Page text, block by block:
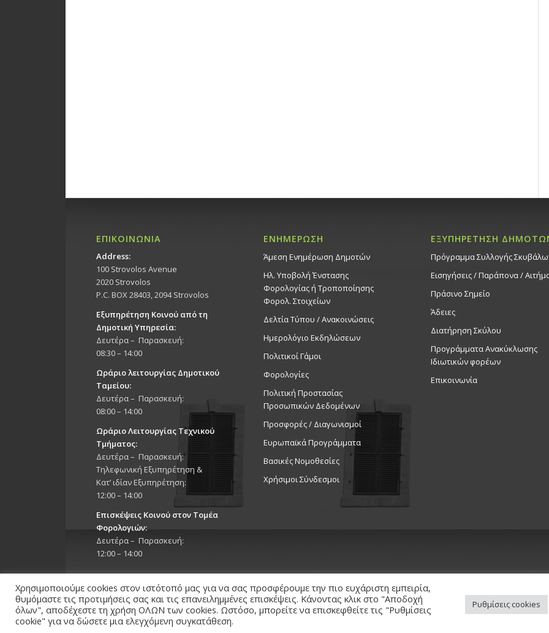
ΕΠΙΚΟΙΝΩΝΙΑ
Address:
100 Strovolos Avenue
2020 Strovolos
P.C. BOX 28403, 2094 Strovolos
Εξυπηρέτηση Κοινού από τη
Δημοτική Υπηρεσία:
Δευτέρα – Παρασκευή:
08:30 – 14:00
Ωράριο λειτουργίας Δημοτικού
Ταμείου:
Δευτέρα – Παρασκευή:
08:00 – 14:00
Ωράριο Λειτουργίας Τεχνικού
Τμήματος:
Δευτέρα – Παρασκευή:
Τηλεφωνική Εξυπηρέτηση &
Κατ’ ιδίαν Εξυπηρέτηση:
12:00 – 14:00
Επισκέψεις Κοινού στον Τομέα
Φορολογιών:
Δευτέρα – Παρασκευή:
12:00 – 14:00
ΕΝΗΜΕΡΩΣΗ
Άμεση Ενημέρωση Δημοτών
Ηλ. Υποβολή Ένστασης
Φορολογίας ή Τροποποίησης
Φορολ. Στοιχείων
Δελτία Τύπου / Ανακοινώσεις
Ημερολόγιο Εκδηλώσεων
Πολιτικοί Γάμοι
Φορολογίες
Πολιτική Προστασίας
Προσωπικών Δεδομένων
Προσφορές / Διαγωνισμοί
Ευρωπαϊκά Προγράμματα
Βασικές Νομοθεσίες
Χρήσιμοι Σύνδεσμοι
ΕΞΥΠΗΡΕΤΗΣΗ
Πρόγραμμα Συλλογής
Εισηγήσεις / Παράπονα /
Πράσινο Σημείο
Άδειες
Διατήρηση Σκύλου
Προγράμματα Ανακύκλωσης
Ιδιωτικών φορέων
Επικοινωνία
Copyright 2026 © Δήμος Στροβόλου, All Rights Reserved. / Powered by
Χρησιμοποιούμε cookies στον ιστότοπό μας για να σας προσφέρουμε την πιο ευχάριστη εμπειρία,
θυμόμαστε τις προτιμήσεις σας και τις επανειλημμένες επισκέψεις. Κάνοντας κλικ στο "Αποδοχή
όλων", αποδέχεστε τη χρήση ΟΛΩΝ των cookies. Ωστόσο, μπορείτε να επισκεφθείτε τις "Ρυθμίσεις
cookie" για να δώσετε μια ελεγχόμενη συγκατάθεση.
Ρυθμίσεις cookies